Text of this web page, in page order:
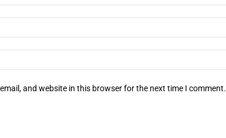
and website in this browser for the next time I comment.